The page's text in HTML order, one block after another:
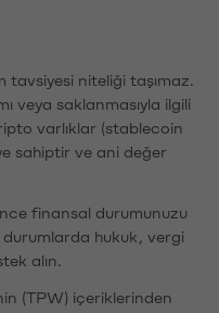
tavsiyesi niteliği taşımaz.
veya saklanmasıyla ilgili
varlıklar (stablecoin
sahiptir ve ani değer
finansal durumunuzu
hukuk, vergi
alın.
(TPW) içeriklerinden